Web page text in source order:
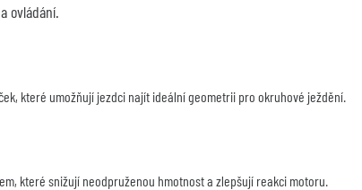
ovládání.
které umožňují jezdci najít ideální geometrii pro okruhové ježdění.
které snižují neodpruženou hmotnost a zlepšují reakci motoru.